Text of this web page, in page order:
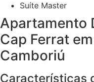
Suíte Master
Apartamento
Cap Ferrat
Camboriú
Características